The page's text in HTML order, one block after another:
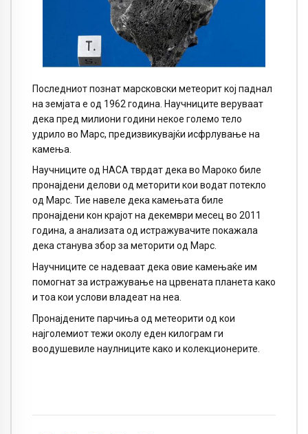
Последниот познат марсковски метеорит кој паднал
на земјата е од 1962 година. Научниците веруваат
дека пред милиони години некое големо тело
удрило во Марс, предизвикувајќи исфрлување на
камења.
Научниците од НАСА тврдат дека во Мароко биле
пронајдени делови од меторити кои водат потекло
од Марс. Тие навеле дека камењата биле
пронајдени кон крајот на декември месец во 2011
година, а анализата од истражувачите покажала
дека станува збор за меторити од Марс.
Научниците се надеваат дека овие камењаќе им
помогнат за истражување на црвената планета како
и тоа кои услови владеат на неа.
Пронајдените парчиња од метеорити од кои
најголемиот тежи околу еден килограм ги
воодушевиле наулниците како и колекционерите.